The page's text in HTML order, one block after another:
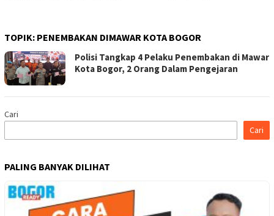
TOPIK: PENEMBAKAN DIMAWAR KOTA BOGOR
Polisi Tangkap 4 Pelaku Penembakan di Mawar
Kota Bogor, 2 Orang Dalam Pengejaran
Cari
Cari
PALING BANYAK DILIHAT